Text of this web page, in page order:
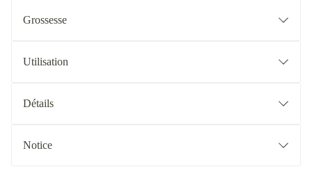
Grossesse
Utilisation
Détails
Notice